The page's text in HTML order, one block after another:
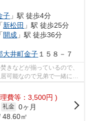
子 」駅 徒歩4分
「新松田 」駅 徒歩25分
「開成 」駅 徒歩36分
大井町金子 １５８－７
きなどが揃っているので、
可能なので兄弟で一緒に暮
費等：3,500円 )
礼金 0ヶ月
48.60㎡